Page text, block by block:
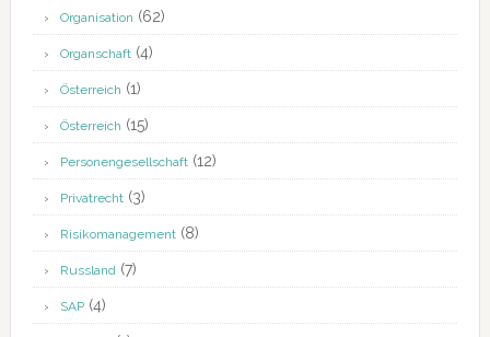
Organisation (62)
Organschaft(4)
Österreich (1)
Österreich (15)
Personengesellschaft(12)
Privatrecht(3)
Risikomanagement(8)
Russland(7)
SAP(4)